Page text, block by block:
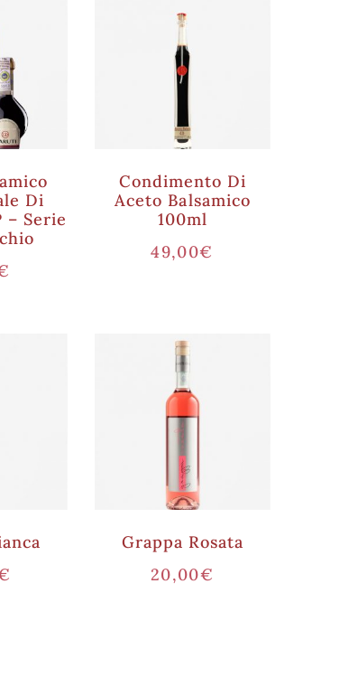
Di
– Serie
Condimento Di
Aceto Balsamico
100ml
49,00€
Grappa Rosata
20,00€